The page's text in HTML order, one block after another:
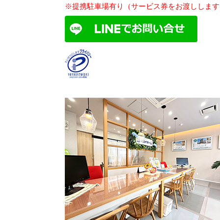
※提携駐車場有り（サービス券をお渡ししま